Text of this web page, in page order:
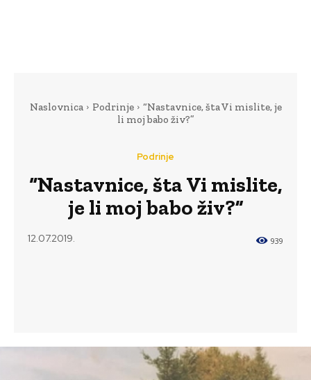
Naslovnica Podrinje
“Nastavnice, šta Vi mislite, je
li moj babo živ?”
Podrinje
“Nastavnice, šta Vi mislite,
je li moj babo živ?”
12.07.2019. 939